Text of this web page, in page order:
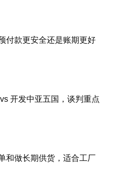
付款更安全还是账期更好
开发中亚五国，谈判重点
和做长期供货，适合工厂